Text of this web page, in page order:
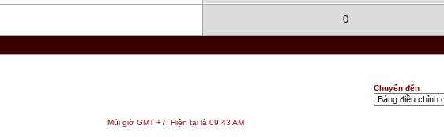
0
Chuyển đến
Múi giờ GMT +7. Hiện tại là 09:43 AM